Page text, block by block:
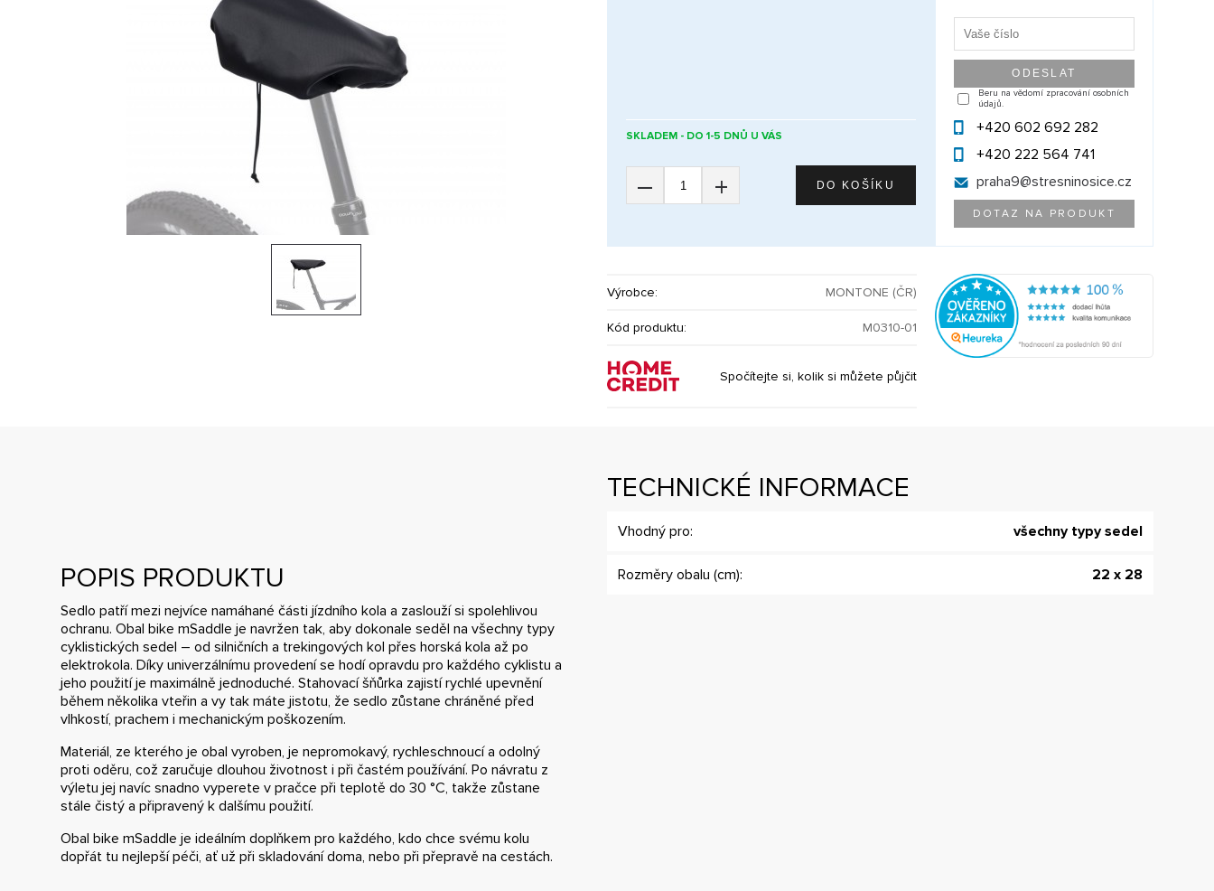
SKLADEM - DO 1-5 DNŮ U VÁS
– +
Beru na vědomí zpracování osobních
údajů.
+420 602 692 282
+420 222 564 741
praha9@stresninosice.cz
DOTAZ NA PRODUKT
Výrobce: MONTONE (ČR)
Kód produktu: M0310-01
Spočítejte si, kolik si můžete půjčit
POPIS PRODUKTU
Sedlo patří mezi nejvíce namáhané části jízdního kola a zaslouží si spolehlivou
ochranu. Obal bike mSaddle je navržen tak, aby dokonale seděl na všechny typy
cyklistických sedel – od silničních a trekingových kol přes horská kola až po
elektrokola. Díky univerzálnímu provedení se hodí opravdu pro každého cyklistu a
jeho použití je maximálně jednoduché. Stahovací šňůrka zajistí rychlé upevnění
během několika vteřin a vy tak máte jistotu, že sedlo zůstane chráněné před
vlhkostí, prachem i mechanickým poškozením.
Materiál, ze kterého je obal vyroben, je nepromokavý, rychleschnoucí a odolný
proti oděru, což zaručuje dlouhou životnost i při častém používání. Po návratu z
výletu jej navíc snadno vyperete v pračce při teplotě do 30 °C, takže zůstane
stále čistý a připravený k dalšímu použití.
Obal bike mSaddle je ideálním doplňkem pro každého, kdo chce svému kolu
dopřát tu nejlepší péči, ať už při skladování doma, nebo při přepravě na cestách.
TECHNICKÉ INFORMACE
Vhodný pro: všechny typy sedel
Rozměry obalu (cm): 22 x 28